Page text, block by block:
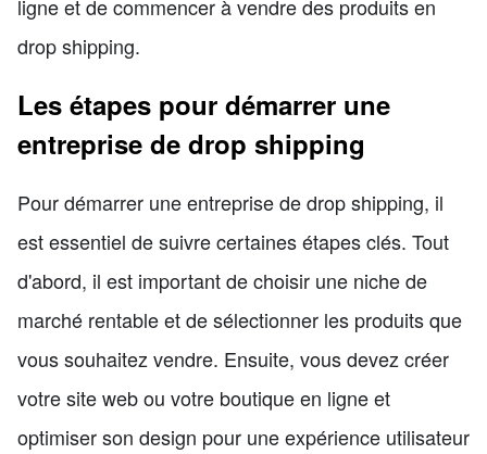
ligne et de commencer à vendre des produits en
drop shipping.
Les étapes pour démarrer une
entreprise de drop shipping
Pour démarrer une entreprise de drop shipping, il
est essentiel de suivre certaines étapes clés. Tout
d'abord, il est important de choisir une niche de
marché rentable et de sélectionner les produits que
vous souhaitez vendre. Ensuite, vous devez créer
votre site web ou votre boutique en ligne et
optimiser son design pour une expérience utilisateur